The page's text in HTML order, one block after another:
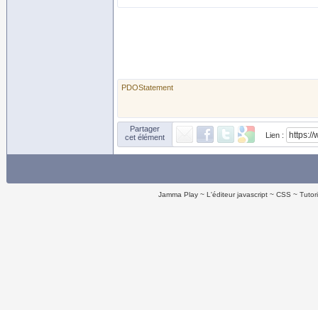
PDOStatement
Partager
cet élément
Lien :
Jamma Play L'éditeur javascript CSS